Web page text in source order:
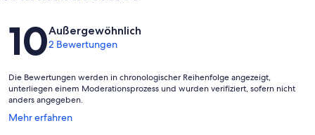
Bewertungen
10Außergewöhnlich
2 Bewertungen
Die Bewertungen werden in chronologischer Reihenfolge angezeigt,
unterliegen einem Moderationsprozess und wurden verifiziert, sofern nicht
anders angegeben.
Mehr erfahren
Wird